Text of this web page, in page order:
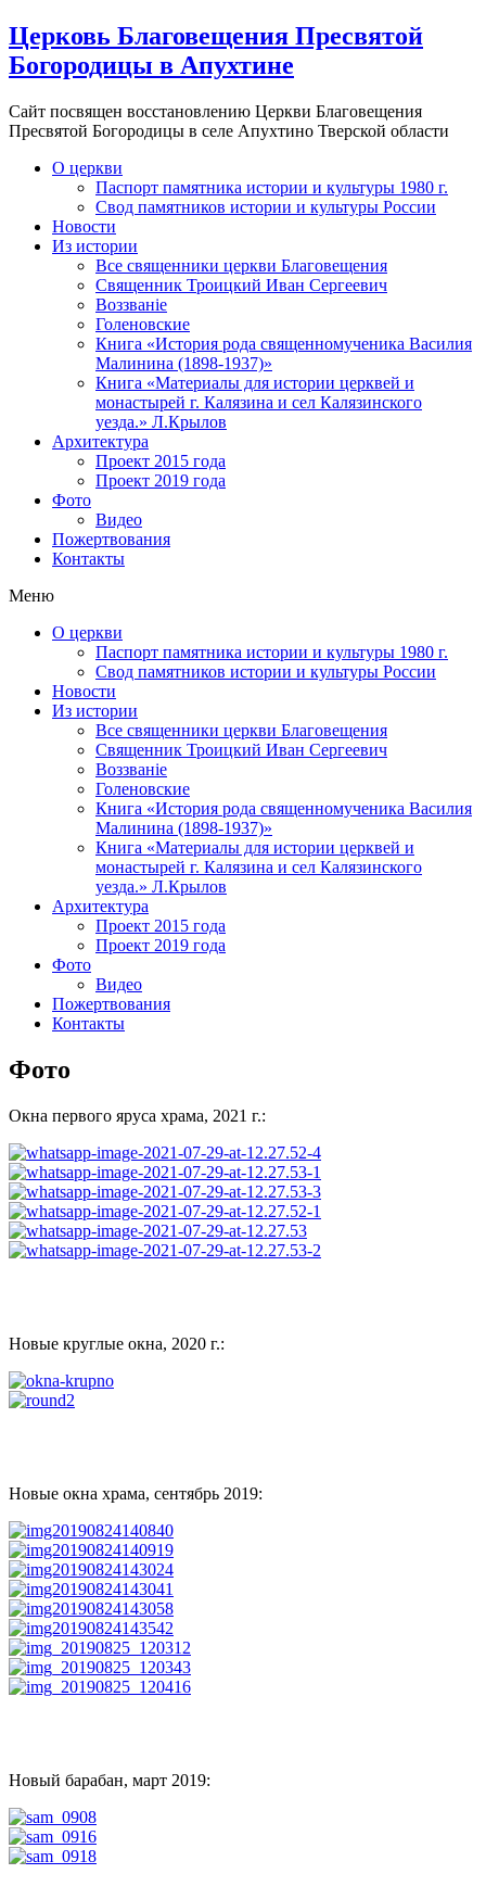
Церковь Благовещения Пресвятой
Богородицы в Апухтине
Сайт посвящен восстановлению Церкви Благовещения
Пресвятой Богородицы в селе Апухтино Тверской области
О церкви
Паспорт памятника истории и культуры 1980 г.
Свод памятников истории и культуры России
Новости
Из истории
Все священники церкви Благовещения
Священник Троицкий Иван Сергеевич
Воззванiе
Голеновские
Книга «История рода священномученика Василия
Малинина (1898-1937)»
Книга «Материалы для истории церквей и
монастырей г. Калязина и сел Калязинского
уезда.» Л.Крылов
Архитектура
Проект 2015 года
Проект 2019 года
Фото
Видео
Пожертвования
Контакты
Меню
О церкви
Паспорт памятника истории и культуры 1980 г.
Свод памятников истории и культуры России
Новости
Из истории
Все священники церкви Благовещения
Священник Троицкий Иван Сергеевич
Воззванiе
Голеновские
Книга «История рода священномученика Василия
Малинина (1898-1937)»
Книга «Материалы для истории церквей и
монастырей г. Калязина и сел Калязинского
уезда.» Л.Крылов
Архитектура
Проект 2015 года
Проект 2019 года
Фото
Видео
Пожертвования
Контакты
Фото
Окна первого яруса храма, 2021 г.:
Новые круглые окна, 2020 г.:
Новые окна храма, сентябрь 2019:
Новый барабан, март 2019: